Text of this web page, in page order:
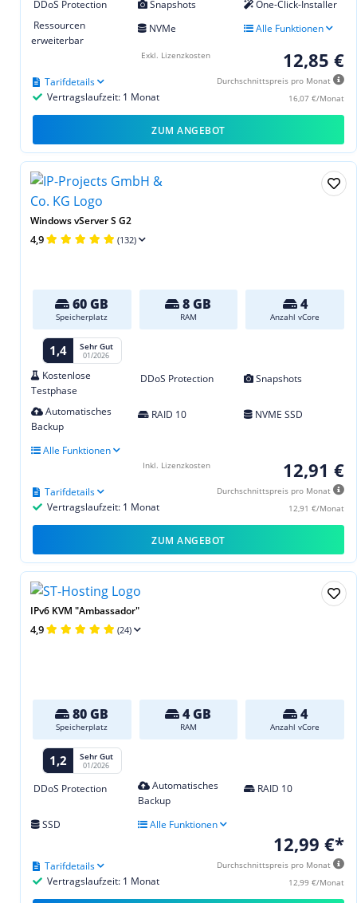
DDoS Protection Snapshots
One-Click-Installer
Ressourcen
erweiterbar
NVMe Alle Funktionen
12,85 €
Durchschnittspreis pro Monat
16,07 €/Monat
Vertragslaufzeit: 1 Monat
Tarifdetails
Exkl. Lizenzkosten
ZUM ANGEBOT
Windows vServer S G2
4,9 (132)
60 GB
Speicherplatz
8 GB
RAM
4
Anzahl vCore
1,4 Sehr Gut
01/2026
Kostenlose
Testphase
DDoS Protection Snapshots
Automatisches
Backup
RAID 10 NVME SSD
Alle Funktionen
12,91 €
Durchschnittspreis pro Monat
12,91 €/Monat
Vertragslaufzeit: 1 Monat
Tarifdetails
Inkl. Lizenzkosten
ZUM ANGEBOT
IPv6 KVM "Ambassador"
4,9 (24)
80 GB
Speicherplatz
4 GB
RAM
4
Anzahl vCore
1,2 Sehr Gut
01/2026
DDoS Protection
Automatisches
Backup
RAID 10
SSD Alle Funktionen
12,99 €*
Durchschnittspreis pro Monat
12,99 €/Monat
Vertragslaufzeit: 1 Monat
Tarifdetails